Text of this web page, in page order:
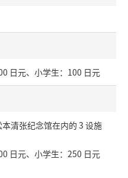
日元、小学生：100 日元
清张纪念馆在内的 3 设施
日元、小学生：250 日元